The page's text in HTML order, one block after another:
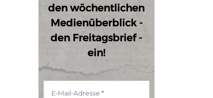
den wöchentlichen
Medienüberblick -
den Freitagsbrief -
ein!